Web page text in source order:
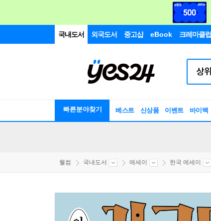
국내도서 외국도서 중고샵 eBook 크레마클럽
빠른분야찾기 베스트 신상품 이벤트 바이백
웰컴 국내도서 에세이 한국 에세이